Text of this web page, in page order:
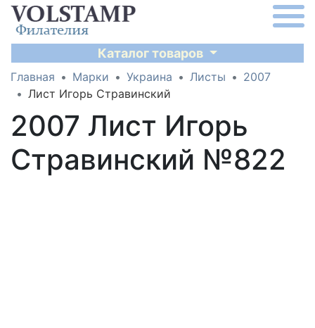
Каталог товаров
Главная Марки Украина Листы
2007
Лист Игорь Стравинский
2007 Лист Игорь
Стравинский №822